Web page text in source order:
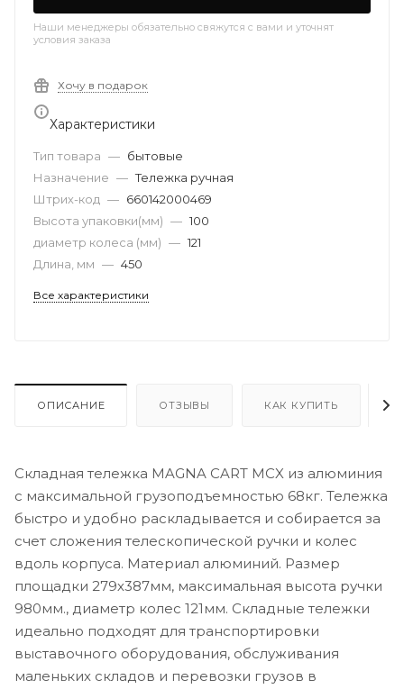
Наши менеджеры обязательно свяжутся с вами и уточнят
условия заказа
Хочу в подарок
Характеристики
Тип товара — бытовые
Назначение — Тележка ручная
Штрих-код — 660142000469
Высота упаковки(мм) — 100
диаметр колеса (мм) — 121
Длина, мм — 450
Все характеристики
ОПИСАНИЕ ОТЗЫВЫ КАК КУПИТЬ
Складная тележка MAGNA CART MCX из алюминия
c максимальной грузоподъемностью 68кг. Тележка
быстро и удобно раскладывается и собирается за
счет сложения телескопической ручки и колес
вдоль корпуса. Материал алюминий. Размер
площадки 279х387мм, максимальная высота ручки
980мм., диаметр колес 121мм. Складные тележки
идеально подходят для транспортировки
выставочного оборудования, обслуживания
маленьких складов и перевозки грузов в